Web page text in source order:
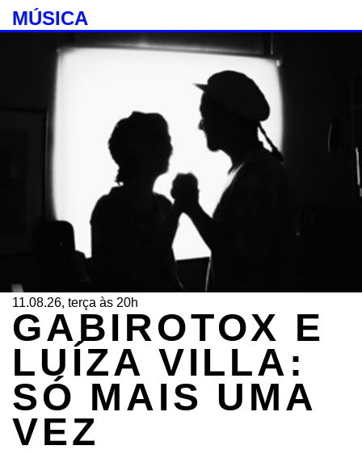
MÚSICA
11.08.26, terça às 20h
GABIROTOX E
LUÍZA VILLA:
SÓ MAIS UMA
VEZ